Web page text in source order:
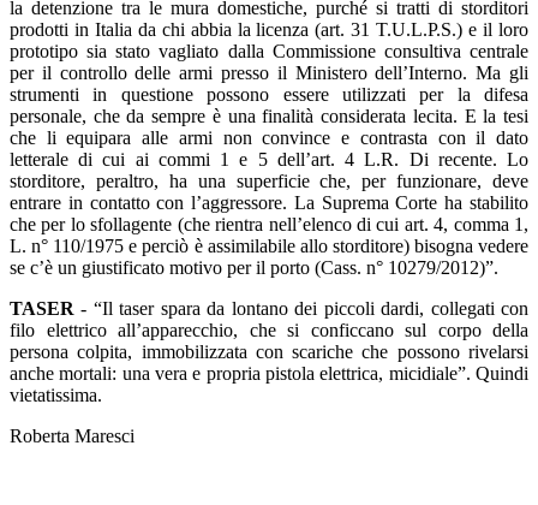
la detenzione tra le mura domestiche, purché si tratti di storditori
prodotti in Italia da chi abbia la licenza (art. 31 T.U.L.P.S.) e il loro
prototipo sia stato vagliato dalla Commissione consultiva centrale
per il controllo delle armi presso il Ministero dell’Interno. Ma gli
strumenti in questione possono essere utilizzati per la difesa
personale, che da sempre è una finalità considerata lecita. E la tesi
che li equipara alle armi non convince e contrasta con il dato
letterale di cui ai commi 1 e 5 dell’art. 4 L.R. Di recente. Lo
storditore, peraltro, ha una superficie che, per funzionare, deve
entrare in contatto con l’aggressore. La Suprema Corte ha stabilito
che per lo sfollagente (che rientra nell’elenco di cui art. 4, comma 1,
L. n° 110/1975 e perciò è assimilabile allo storditore) bisogna vedere
se c’è un giustificato motivo per il porto (Cass. n° 10279/2012)”.
TASER- “Il taser spara da lontano dei piccoli dardi, collegati con
filo elettrico all’apparecchio, che si conficcano sul corpo della
persona colpita, immobilizzata con scariche che possono rivelarsi
anche mortali: una vera e propria pistola elettrica, micidiale”. Quindi
vietatissima.
Roberta Maresci